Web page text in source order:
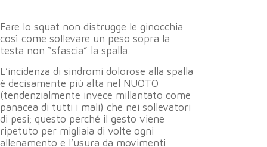
Fare lo squat non distrugge le ginocchia
così come sollevare un peso sopra la
testa non “sfascia” la spalla.
L’incidenza di sindromi dolorose alla spalla
è decisamente più alta nel NUOTO
(tendenzialmente invece millantato come
panacea di tutti i mali) che nei sollevatori
di pesi; questo perché il gesto viene
ripetuto per migliaia di volte ogni
allenamento e l’usura da movimenti